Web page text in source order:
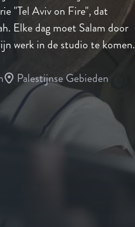
"Tel Aviv on Fire", dat
Elke dag moet Salam door
werk in de studio te komen.
Palestijnse Gebieden